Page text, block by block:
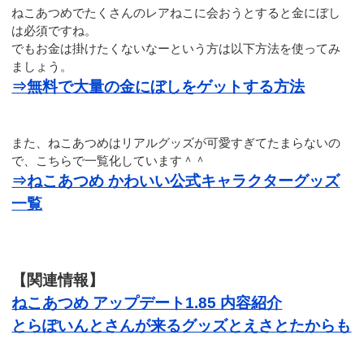
ねこあつめでたくさんのレアねこに会おうとすると金にぼし
は必須ですね。
でもお金は掛けたくないなーという方は以下方法を使ってみ
ましょう。
⇒無料で大量の金にぼしをゲットする方法
また、ねこあつめはリアルグッズが可愛すぎてたまらないの
で、こちらで一覧化しています＾＾
⇒ねこあつめ かわいい公式キャラクターグッズ
一覧
【関連情報】
ねこあつめ アップデート1.85 内容紹介
とらぽいんとさんが来るグッズとえさとたからも